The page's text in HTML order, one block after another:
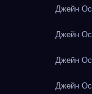
Джейн
Джейн
Джейн
Джейн